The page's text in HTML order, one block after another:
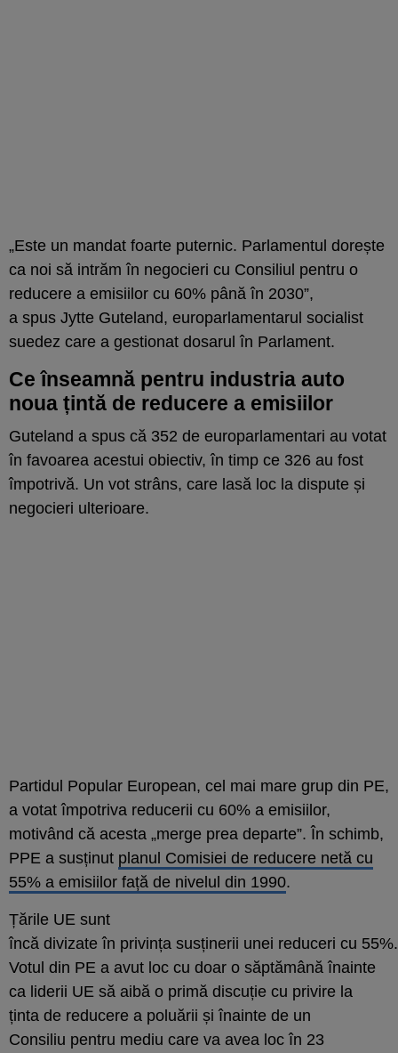
„Este un mandat foarte puternic. Parlamentul dorește
ca noi să intrăm în negocieri cu Consiliul pentru o
reducere a emisiilor cu 60% până în 2030”,
a spus Jytte Guteland, europarlamentarul socialist
suedez care a gestionat dosarul în Parlament.
Ce înseamnă pentru industria auto
noua țintă de reducere a emisiilor
Guteland a spus că 352 de europarlamentari au votat
în favoarea acestui obiectiv, în timp ce 326 au fost
împotrivă. Un vot strâns, care lasă loc la dispute și
negocieri ulterioare.
Partidul Popular European, cel mai mare grup din PE,
a votat împotriva reducerii cu 60% a emisiilor,
motivând că acesta „merge prea departe”. În schimb,
PPE a susținut planul Comisiei de reducere netă cu
55% a emisiilor față de nivelul din 1990.
Țările UE sunt
încă divizate în privința susținerii unei reduceri cu 55%.
Votul din PE a avut loc cu doar o săptămână înainte
ca liderii UE să aibă o primă discuție cu privire la
ținta de reducere a poluării și înainte de un
Consiliu pentru mediu care va avea loc în 23